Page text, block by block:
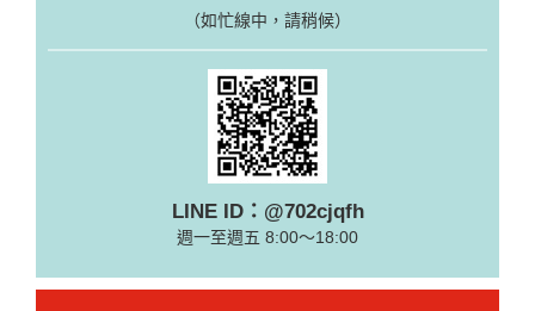
（如忙線中，請稍候）
LINE ID：@702cjqfh
週一至週五 8:00～18:00